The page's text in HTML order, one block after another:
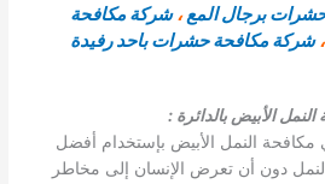
برجال المع،شركة مكافحة
،شركة مكافحة حشرات باحد رفيدة
الأبيض بالدائرة:
النمل الأبيض بإستخدام أفضل
النمل دون أن تعرض الإنسان إلى مخاطر